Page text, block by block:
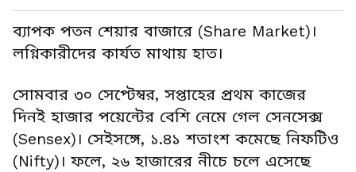
ব্যাপক পতন শেয়ার বাজারে (Share Market)।
লগ্নিকারীদের কার্যত মাথায় হাত।
সোমবার ৩০ সেপ্টেম্বর, সপ্তাহের প্রথম কাজের
দিনই হাজার পয়েন্টের বেশি নেমে গেল সেনসেক্স
(Sensex)। সেইসঙ্গে, ১.৪১ শতাংশ কমেছে নিফটিও
(Nifty)। ফলে, ২৬ হাজারের নীচে চলে এসেছে